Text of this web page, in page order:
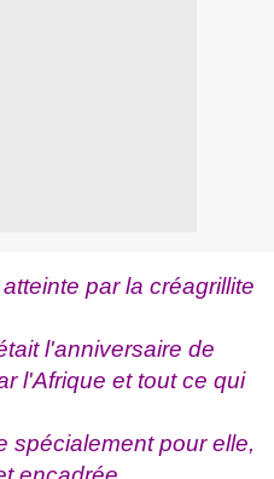
par la créagrillite
l'anniversaire de
l'Afrique et tout ce qui
spécialement pour elle,